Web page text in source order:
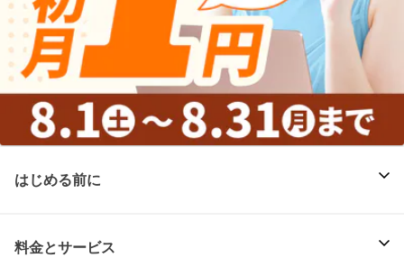
はじめる前に
料金とサービス